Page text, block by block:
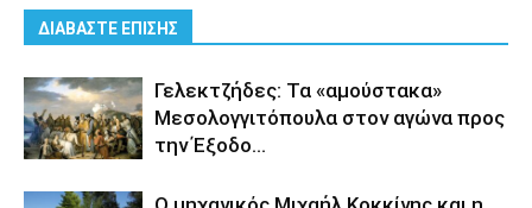
ΔΙΑΒΑΣΤΕ ΕΠΙΣΗΣ
Γελεκτζήδες: Τα «αμούστακα»
Μεσολογγιτόπουλα στον αγώνα προς
την Έξοδο…